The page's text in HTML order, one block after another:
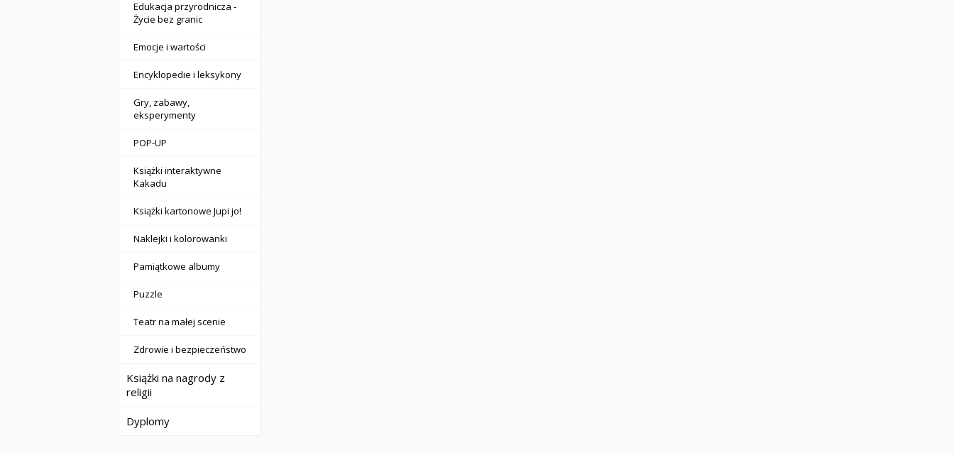
Edukacja przyrodnicza -
Życie bez granic
Emocje i wartości
Encyklopedie i leksykony
Gry, zabawy,
eksperymenty
POP-UP
Książki interaktywne
Kakadu
Książki kartonowe Jupi jo!
Naklejki i kolorowanki
Pamiątkowe albumy
Puzzle
Teatr na małej scenie
Zdrowie i bezpieczeństwo
Książki na nagrody z
religii
Dyplomy